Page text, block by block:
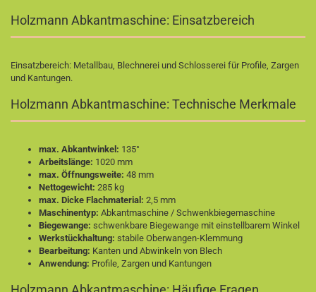
Holzmann Abkantmaschine: Einsatzbereich
Einsatzbereich: Metallbau, Blechnerei und Schlosserei für Profile, Zargen
und Kantungen.
Holzmann Abkantmaschine: Technische Merkmale
max. Abkantwinkel: 135°
Arbeitslänge: 1020 mm
max. Öffnungsweite: 48 mm
Nettogewicht: 285 kg
max. Dicke Flachmaterial: 2,5 mm
Maschinentyp: Abkantmaschine / Schwenkbiegemaschine
Biegewange: schwenkbare Biegewange mit einstellbarem Winkel
Werkstückhaltung: stabile Oberwangen-Klemmung
Bearbeitung: Kanten und Abwinkeln von Blech
Anwendung: Profile, Zargen und Kantungen